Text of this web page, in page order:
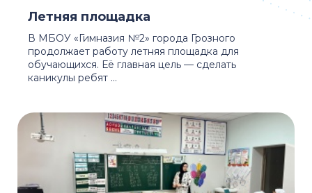
В МБОУ «Гимназия №2» города Грозного
продолжает работу летняя площадка для
обучающихся. Её главная цель — сделать
каникулы ребят ...
Летняя площадка